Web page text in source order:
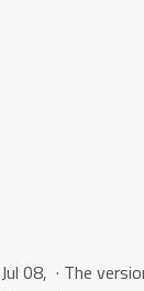
Jul 08, · The